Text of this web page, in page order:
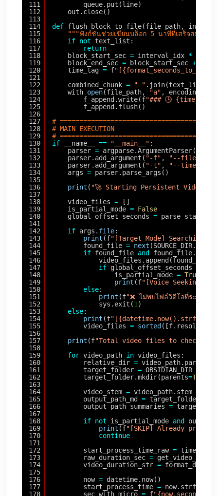
111
112
113
114
115
116
117
118
119
120
121
122
123
124
125
126
127
128
129
130
131
132
133
134
135
136
137
138
139
140
141
142
143
144
145
146
147
148
149
150
151
152
153
154
155
156
157
158
159
160
161
162
163
164
165
166
167
168
169
170
171
172
173
174
175
176
177
178
queue.put(line)
out.close()
def flush_block_to_file(file_path,
"""ฟังก์ชันช่วยเขียนบล็อก 5 นาทีที่เสร็จสมบูร
if not
text_list:
return
block_start_sec = interval_idx *
block_end_sec = block_start_sec +
time_tag = f
combined_chunk = " " .join(text_list)
with open(file_path, "a" , encoding
f_append.write(f"### 🕒
f_append.flush()
#
# MAIN EXECUTION
#
if
__name__ == "__main__" :
parser =
parser.add_argument( "-f" , "--file"
parser.add_argument( "-t" , "--time"
args = parser.parse_args()
print ( "🚀 Starting Persistent Video
video_files =
[]
is_partial_mode = False
global_offset_seconds =
if args. file:
print (f"[Target Mode]
found_file = next
if found_file and
if global_offset_seconds >
is_partial_mode = True
print (f"[Voice Seeking
else:
print (f"❌ ไม่พบไฟล์วิดีโอที่ระบุด้
sys.exit(1)
else:
print (f
video_files = sorted ([f.resolve()
print (f"Total video files to check:
for video_path in video_files:
relative_dir =
target_folder = OBSIDIAN_DIR
target_folder.mkdir(parents=True
video_stem = video_path.stem
output_path_md = target_folder
output_path_summaries =
if not is_partial_mode and
print (f"[SKIP] Already
continue
start_process_time_raw =
raw_duration_sec =
video_duration_str =
now = datetime.now()
start_process_time = now.strftime(
sec_with_micro = f